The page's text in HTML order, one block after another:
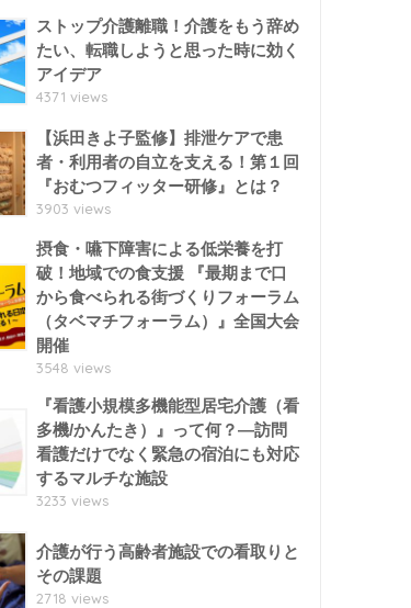
ストップ介護離職！介護をもう辞め
たい、転職しようと思った時に効く
アイデア
4371 views
【浜田きよ子監修】排泄ケアで患
者・利用者の自立を支える！第１回
『おむつフィッター研修』とは？
3903 views
摂食・嚥下障害による低栄養を打
破！地域での食支援 『最期まで口
から食べられる街づくりフォーラム
（タベマチフォーラム）』全国大会
開催
3548 views
『看護小規模多機能型居宅介護（看
多機/かんたき）』って何？―訪問
看護だけでなく緊急の宿泊にも対応
するマルチな施設
3233 views
介護が行う高齢者施設での看取りと
その課題
2718 views